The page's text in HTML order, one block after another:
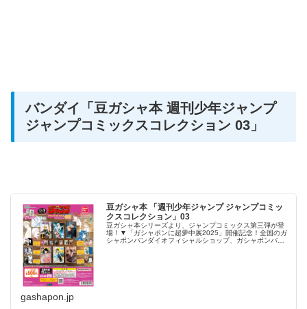
バンダイ 「豆ガシャ本 週刊少年ジャンプ
ジャンプコミックスコレクション 03」
豆ガシャ本 「週刊少年ジャンプ ジャンプコミッ
クスコレクション」03
豆ガシャ本シリーズより、ジャンプコミックス第三弾が登
場！▼「ガシャポンに超夢中展2025」開催記念！全国のガ
シャポンバンダイオフィシャルショップ、ガシャポンバン
gashapon.jp